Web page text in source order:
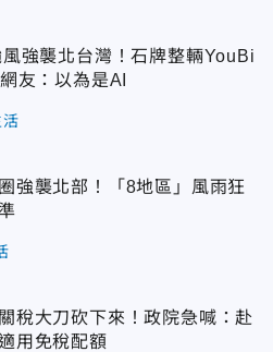
強襲北台灣！石牌整輛YouBi
友：以為是AI
活
強襲北部！「8地區」風雨狂
稅大刀砍下來！政院急喊：赴
用免稅配額